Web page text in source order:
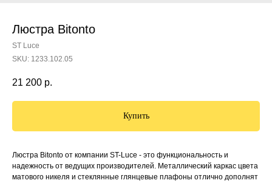
Люстра Bitonto
ST Luce
SKU: 1233.102.05
21 200 р.
Купить
Люстра Bitonto от компании ST-Luce - это функциональность и
надежность от ведущих производителей. Металлический каркас цвета
матового никеля и стеклянные глянцевые плафоны отлично дополнят